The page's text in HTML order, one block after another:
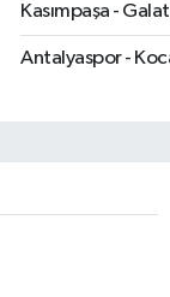
Kasımpaşa -
Antalyaspor -